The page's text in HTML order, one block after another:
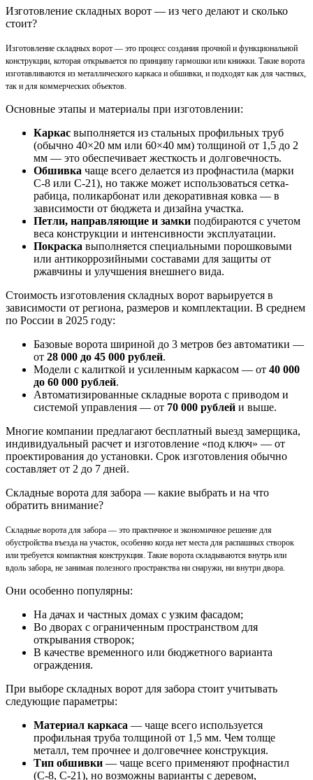
Изготовление складных ворот — из чего делают и сколько
стоит?
Изготовление складных ворот — это процесс создания прочной и функциональной
конструкции, которая открывается по принципу гармошки или книжки. Такие ворота
изготавливаются из металлического каркаса и обшивки, и подходят как для частных,
так и для коммерческих объектов.
Основные этапы и материалы при изготовлении:
Каркас выполняется из стальных профильных труб
(обычно 40×20 мм или 60×40 мм) толщиной от 1,5 до 2
мм — это обеспечивает жесткость и долговечность.
Обшивка чаще всего делается из профнастила (марки
С-8 или С-21), но также может использоваться сетка-
рабица, поликарбонат или декоративная ковка — в
зависимости от бюджета и дизайна участка.
Петли, направляющие и замки подбираются с учетом
веса конструкции и интенсивности эксплуатации.
Покраска выполняется специальными порошковыми
или антикоррозийными составами для защиты от
ржавчины и улучшения внешнего вида.
Стоимость изготовления складных ворот варьируется в
зависимости от региона, размеров и комплектации. В среднем
по России в 2025 году:
Базовые ворота шириной до 3 метров без автоматики —
от 28 000 до 45 000 рублей.
Модели с калиткой и усиленным каркасом — от 40 000
до 60 000 рублей.
Автоматизированные складные ворота с приводом и
системой управления — от 70 000 рублей и выше.
Многие компании предлагают бесплатный выезд замерщика,
индивидуальный расчет и изготовление «под ключ» — от
проектирования до установки. Срок изготовления обычно
составляет от 2 до 7 дней.
Складные ворота для забора — какие выбрать и на что
обратить внимание?
Складные ворота для забора — это практичное и экономичное решение для
обустройства въезда на участок, особенно когда нет места для распашных створок
или требуется компактная конструкция. Такие ворота складываются внутрь или
вдоль забора, не занимая полезного пространства ни снаружи, ни внутри двора.
Они особенно популярны:
На дачах и частных домах с узким фасадом;
Во дворах с ограниченным пространством для
открывания створок;
В качестве временного или бюджетного варианта
ограждения.
При выборе складных ворот для забора стоит учитывать
следующие параметры:
Материал каркаса — чаще всего используется
профильная труба толщиной от 1,5 мм. Чем толще
металл, тем прочнее и долговечнее конструкция.
Тип обшивки — чаще всего применяют профнастил
(С-8, С-21), но возможны варианты с деревом,